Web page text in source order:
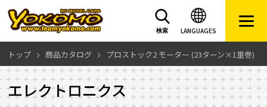
LANGUAGES
検索
トップ 商品カタログ プロストック2 モーター (23ターン×1重巻)
エレクトロニクス